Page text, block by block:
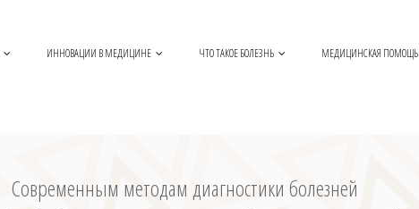
ИННОВАЦИИ В МЕДИЦИНЕ ЧТО ТАКОЕ БОЛЕЗНЬ МЕДИЦИНСКАЯ ПОМОЩЬ
Современным методам диагностики болезней